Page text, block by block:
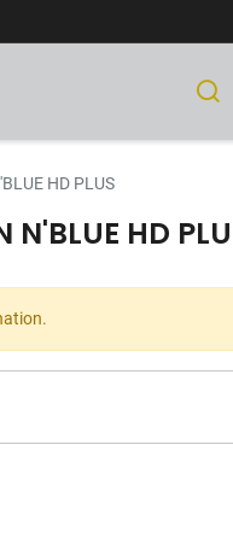
HD PLUS
N'BLUE HD